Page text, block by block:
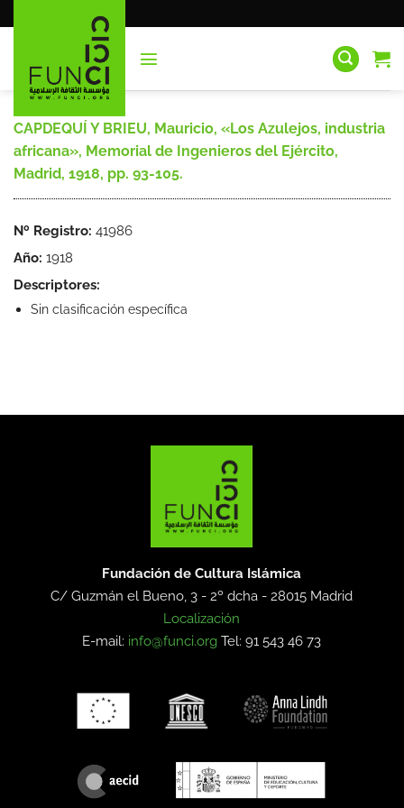
al
CAPDEQUÍ Y BRIEU, Mauricio, «Los Azulejos, industria
africana», Memorial de Ingenieros del Ejército,
Madrid, 1918, pp. 93-105.
Nº Registro: 41986
Año: 1918
Descriptores:
Sin clasificación específica
Fundación de Cultura Islámica
C/ Guzmán el Bueno, 3 - 2º dcha -28015 Madrid
Localización
E-mail: info@funci.org Tel: 91 543 46 73